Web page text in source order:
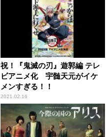
祝！『鬼滅の刃』遊郭編 テレ
ビアニメ化 宇髄天元がイケ
メンすぎる！！
2021.02.16